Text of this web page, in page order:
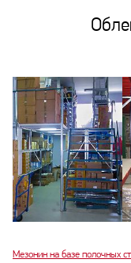
Мезонин на базе полочных